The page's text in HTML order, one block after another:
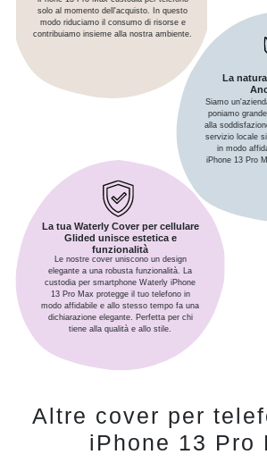
solo al momento dell'acquisto. In questo
modo riduciamo il consumo di risorse e
contribuiamo insieme alla nostra ambiente.
La
Siamo
poniamo
alla
servizio locale
in modo
iPhone 13 Pro
La tua Waterly Cover per cellulare
Glided unisce estetica e
funzionalità
Le nostre cover uniscono un design
elegante a una robusta funzionalità. La
custodia per smartphone Waterly iPhone
13 Pro Max protegge il tuo telefono in
modo affidabile e allo stesso tempo fa una
dichiarazione elegante. Perfetta per chi
tiene alla qualità e allo stile.
Altre cover per
iPhone 13 Pro